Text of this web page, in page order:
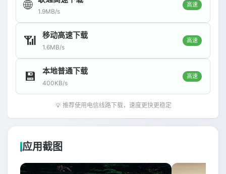
🌐 1.9MB/s
高速
📶 移动高速下载
1.6MB/s
高速
💾 本地普通下载
400KB/s
高速
💡 推荐使用电信线路下载，速度更快更稳定
应用截图